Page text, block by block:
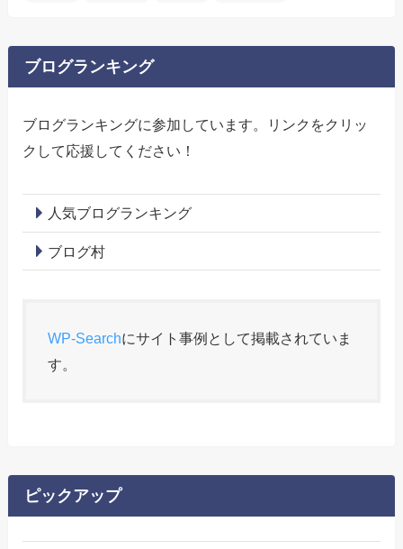
ブログランキング
ブログランキングに参加しています。リンクをクリッ
クして応援してください！
人気ブログランキング
ブログ村
WP-Searchにサイト事例として掲載されていま
す。
ピックアップ